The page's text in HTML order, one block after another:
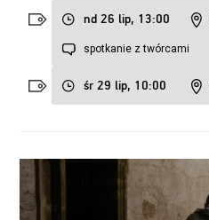
nd 26 lip, 13:00
spotkanie z twórcami
śr 29 lip, 10:00